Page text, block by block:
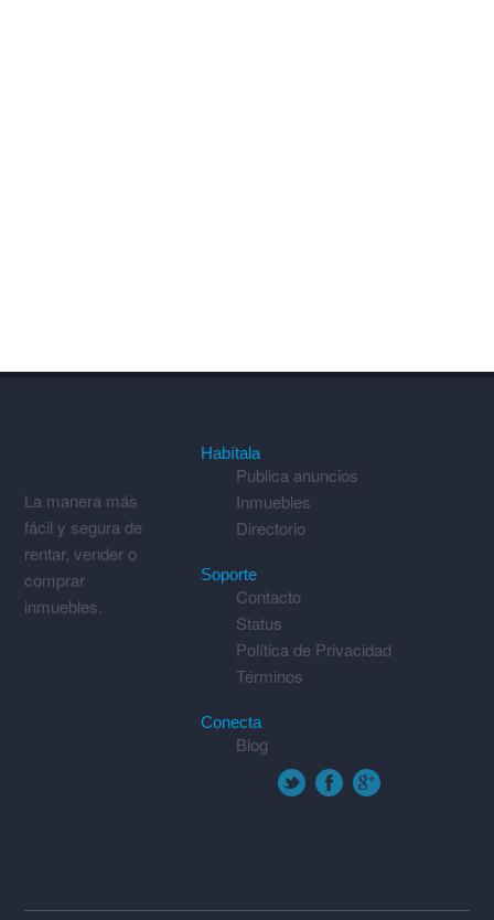
La manera más
fácil y segura de
rentar, vender o
comprar
inmuebles.
Habítala
Publica anuncios
Inmuebles
Directorio
Soporte
Contacto
Status
Política de Privacidad
Términos
Conecta
Blog